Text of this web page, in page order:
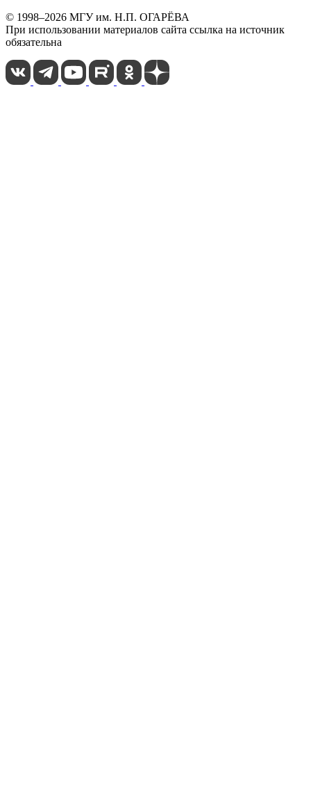
© 1998–2026 МГУ им. Н.П. ОГАРЁВА
При использовании материалов сайта ссылка на источник
обязательна